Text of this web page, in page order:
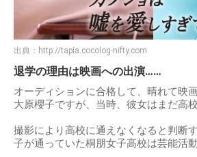
出典： http://tapia.cocolog-nifty.com
退学の理由は映画への出演……
オーディションに合格して、晴れて映
大原櫻子ですが、当時、彼女はまだ高校
撮影により高校に通えなくなると判断
子が通っていた桐朋女子高校は芸能活動